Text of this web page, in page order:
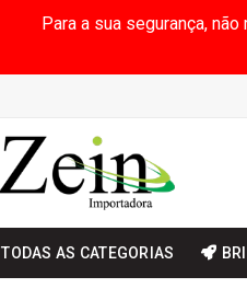
Para a sua segurança,
TODAS AS CATEGORIAS